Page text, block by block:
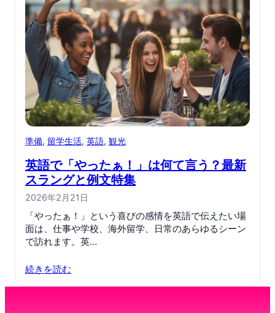
準備, 留学生活, 英語, 観光
英語で「やったぁ！」は何て言う？最新
スラングと例文特集
2026年2月21日
「やったぁ！」という喜びの感情を英語で伝えたい場
面は、仕事や学校、海外留学、日常のあらゆるシーン
で訪れます。英…
続きを読む